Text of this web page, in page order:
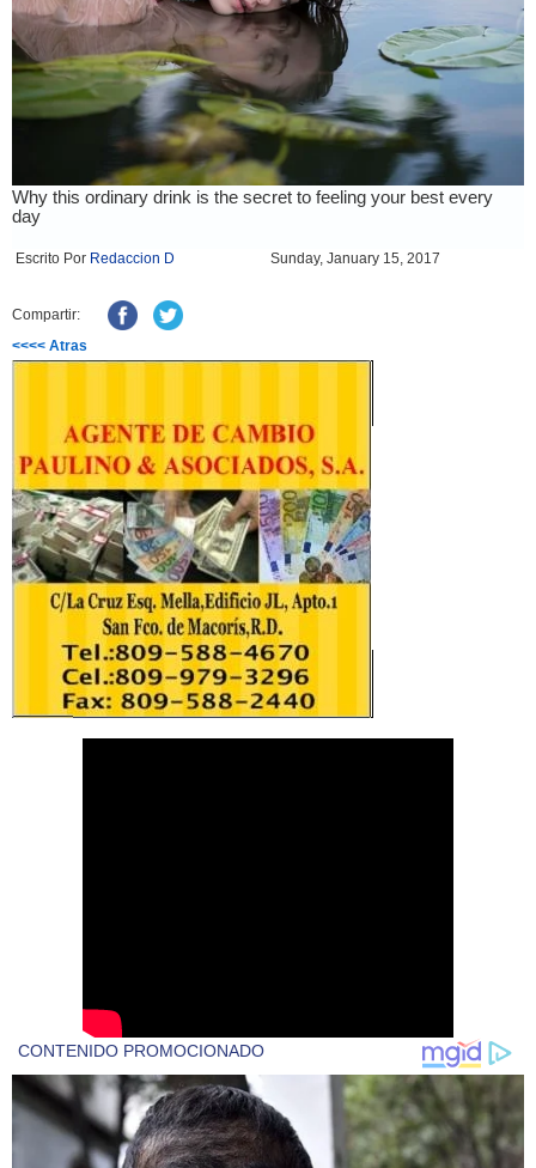
Escrito Por Redaccion D Sunday, January 15, 2017
Compartir:
<<<< Atras